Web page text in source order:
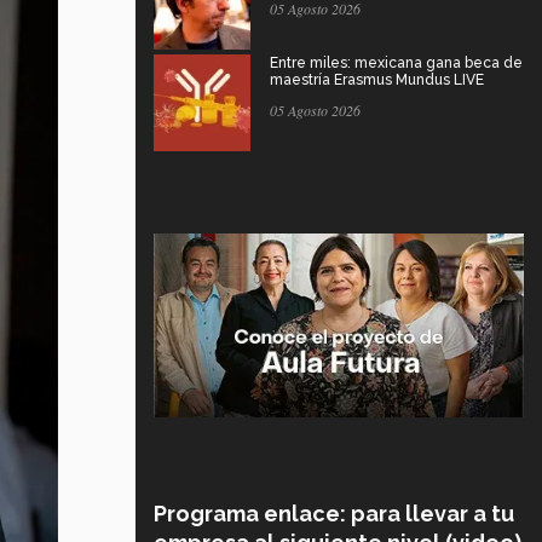
05 Agosto 2026
Entre miles: mexicana gana beca de
maestría Erasmus Mundus LIVE
05 Agosto 2026
Programa enlace: para llevar a tu